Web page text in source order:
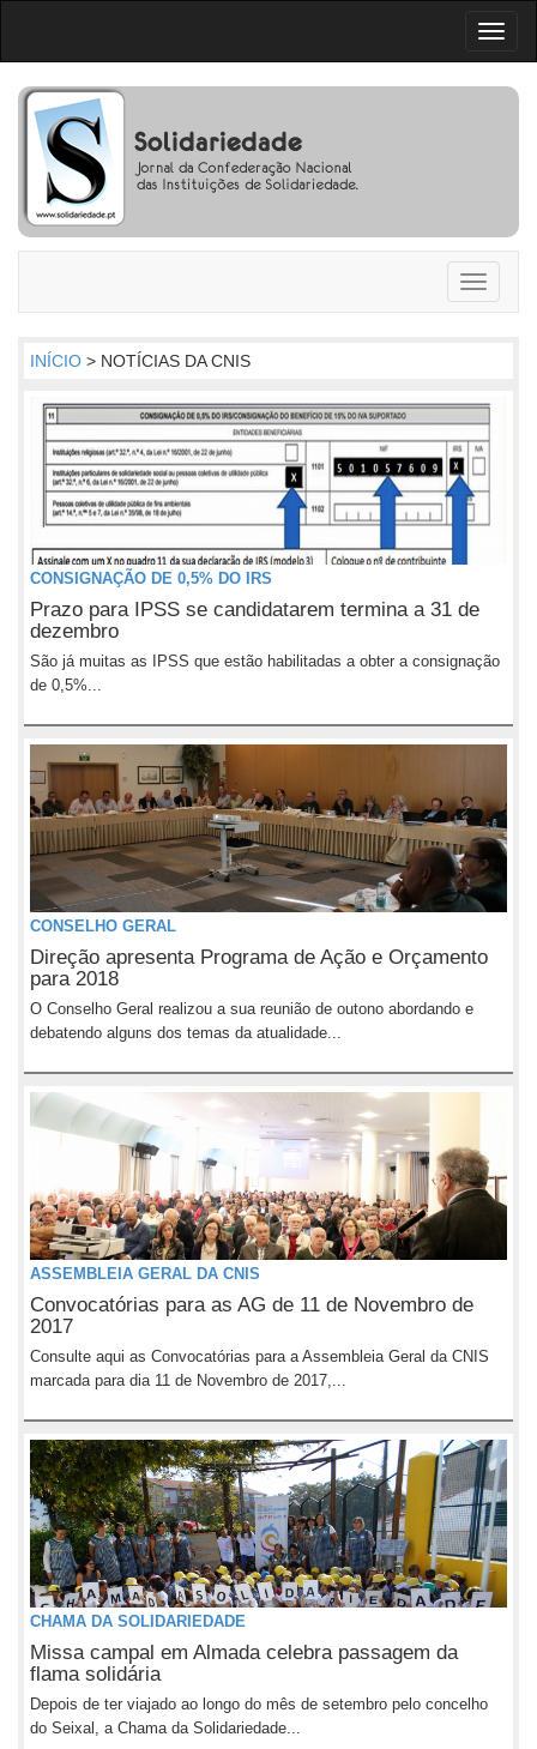
Toggle
INÍCIO > NOTÍCIAS DA CNIS
CONSIGNAÇÃO DE 0,5% DO IRS
Prazo para IPSS se candidatarem termina a 31 de
dezembro
São já muitas as IPSS que estão habilitadas a obter a consignação
de 0,5%...
CONSELHO GERAL
Direção apresenta Programa de Ação e Orçamento
para 2018
O Conselho Geral realizou a sua reunião de outono abordando e
debatendo alguns dos temas da atualidade...
ASSEMBLEIA GERAL DA CNIS
Convocatórias para as AG de 11 de Novembro de
2017
Consulte aqui as Convocatórias para a Assembleia Geral da CNIS
marcada para dia 11 de Novembro de 2017,...
CHAMA DA SOLIDARIEDADE
Missa campal em Almada celebra passagem da
flama solidária
Depois de ter viajado ao longo do mês de setembro pelo concelho
do Seixal, a Chama da Solidariedade...